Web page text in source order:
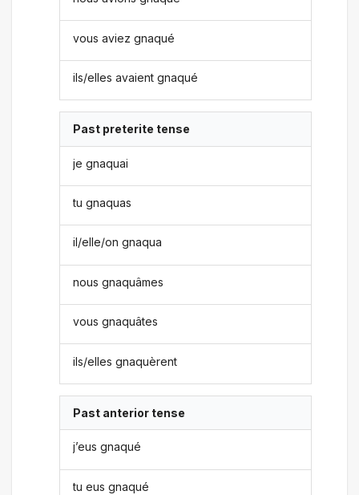
vous aviez gnaqué
ils/elles avaient gnaqué
Past preterite tense
je gnaquai
tu gnaquas
il/elle/on gnaqua
nous gnaquâmes
vous gnaquâtes
ils/elles gnaquèrent
Past anterior tense
j’eus gnaqué
tu eus gnaqué